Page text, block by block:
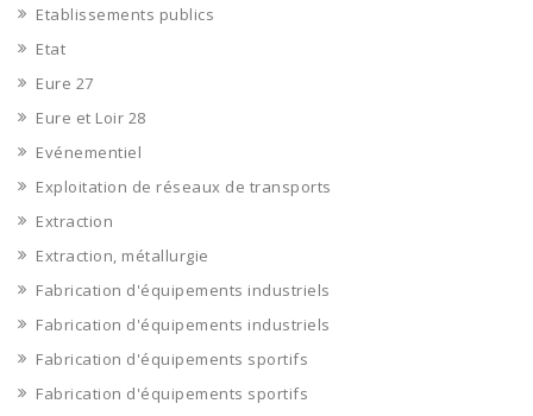
Etablissements publics
Etat
Eure 27
Eure et Loir 28
Evénementiel
Exploitation de réseaux de transports
Extraction
Extraction, métallurgie
Fabrication d'équipements industriels
Fabrication d'équipements industriels
Fabrication d'équipements sportifs
Fabrication d'équipements sportifs